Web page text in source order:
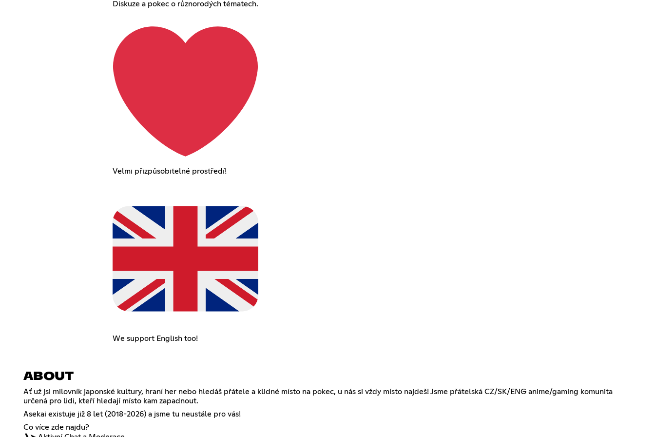
Diskuze a pokec o různorodých tématech.
Velmi přizpůsobitelné prostředí!
We support English too!
ABOUT
Ať už jsi milovník japonské kultury, hraní her nebo hledáš přátele a klidné místo na pokec, u nás si vždy místo najdeš! Jsme přátelská CZ/SK/ENG anime/gaming komunita
určená pro lidi, kteří hledají místo kam zapadnout.
Asekai existuje již 8 let (2018-2026) a jsme tu neustále pro vás!
Co více zde najdu?